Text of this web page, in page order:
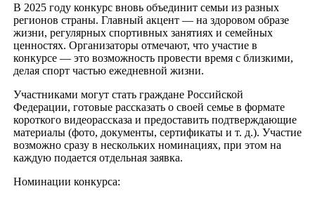
В 2025 году конкурс вновь объединит семьи из разных
регионов страны. Главный акцент — на здоровом образе
жизни, регулярных спортивных занятиях и семейных
ценностях. Организаторы отмечают, что участие в
конкурсе — это возможность провести время с близкими,
делая спорт частью ежедневной жизни.
Участниками могут стать граждане Российской
Федерации, готовые рассказать о своей семье в формате
короткого видеорассказа и предоставить подтверждающие
материалы (фото, документы, сертификаты и т. д.). Участие
возможно сразу в нескольких номинациях, при этом на
каждую подается отдельная заявка.
Номинации конкурса: